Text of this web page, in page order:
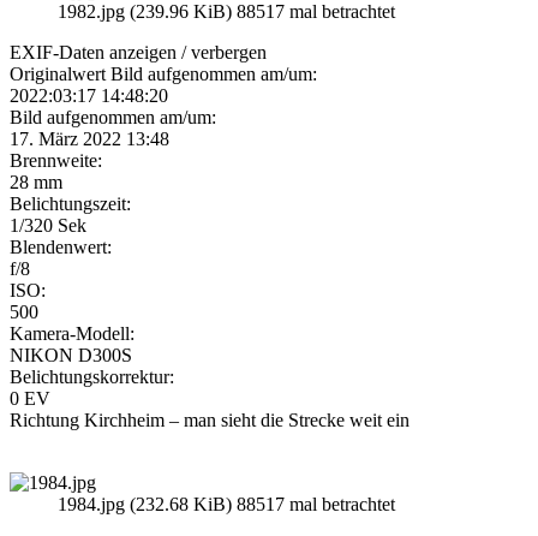
1982.jpg (239.96 KiB) 88517 mal betrachtet
EXIF-Daten anzeigen / verbergen
Originalwert Bild aufgenommen am/um:
2022:03:17 14:48:20
Bild aufgenommen am/um:
17. März 2022 13:48
Brennweite:
28 mm
Belichtungszeit:
1/320 Sek
Blendenwert:
f/8
ISO:
500
Kamera-Modell:
NIKON D300S
Belichtungskorrektur:
0 EV
Richtung Kirchheim – man sieht die Strecke weit ein
1984.jpg (232.68 KiB) 88517 mal betrachtet